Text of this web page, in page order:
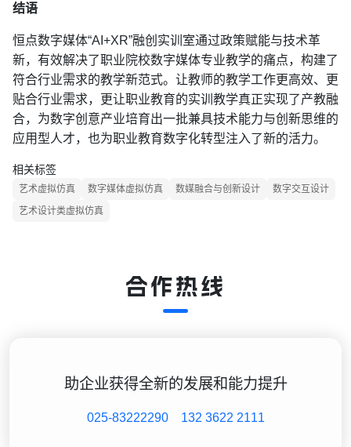
结语
恒点数字媒体“AI+XR”融创实训室通过政策赋能与技术革
新，有效解决了职业院校数字媒体专业教学的痛点，构建了
符合行业需求的教学新范式。让教师的教学工作更高效、更
贴合行业需求，更让职业教育的实训教学真正实现了产教融
合，为数字创意产业培育出一批兼具技术能力与创新思维的
应用型人才，也为职业教育数字化转型注入了新的活力。
相关标签
艺术虚拟仿真 数字媒体虚拟仿真 数媒融合与创新设计
数字交互设计
艺术设计类虚拟仿真
合作热线
助企业获得全新的发展和能力提升
025-83222290 132 3622 2111